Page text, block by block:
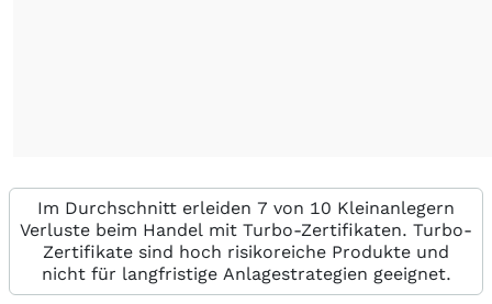
Im Durchschnitt erleiden 7 von 10 Kleinanlegern
Verluste beim Handel mit Turbo-Zertifikaten. Turbo-
Zertifikate sind hoch risikoreiche Produkte und
nicht für langfristige Anlagestrategien geeignet.